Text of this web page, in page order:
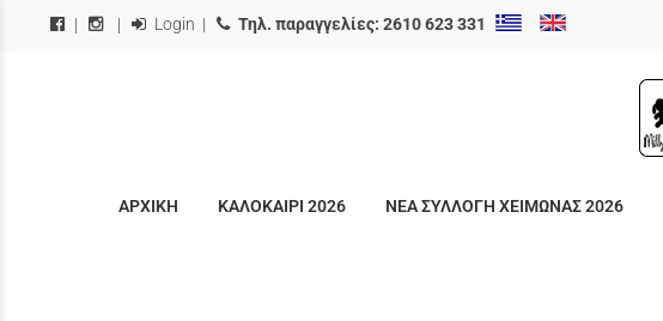
Login | Τηλ. παραγγελίες: 2610 623 331
ΑΡΧΙΚΗ ΚΑΛΟΚΑΙΡΙ 2026 ΝΕΑ ΣΥΛΛΟΓΗ ΧΕΙΜΩΝΑΣ 2026